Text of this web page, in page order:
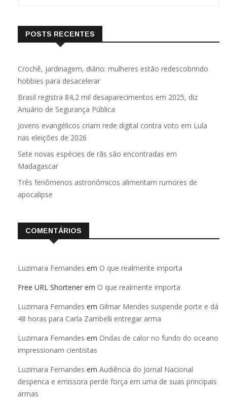
POSTS RECENTES
Crochê, jardinagem, diário: mulheres estão redescobrindo
hobbies para desacelerar
Brasil registra 84,2 mil desaparecimentos em 2025, diz
Anuário de Segurança Pública
Jovens evangélicos criam rede digital contra voto em Lula
nas eleições de 2026
Sete novas espécies de rãs são encontradas em
Madagascar
Três fenômenos astronômicos alimentam rumores de
apocalipse
COMENTÁRIOS
Luzimara Fernandes em O que realmente importa
Free URL Shortener em O que realmente importa
Luzimara Fernandes em Gilmar Mendes suspende porte e dá
48 horas para Carla Zambelli entregar arma
Luzimara Fernandes em Ondas de calor no fundo do oceano
impressionam cientistas
Luzimara Fernandes em Audiência do Jornal Nacional
despenca e emissora perde força em uma de suas principais
armas